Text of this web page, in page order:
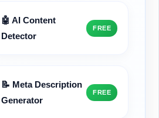
🤖 AI Content
Detector
FREE
📝 Meta Description
Generator
FREE